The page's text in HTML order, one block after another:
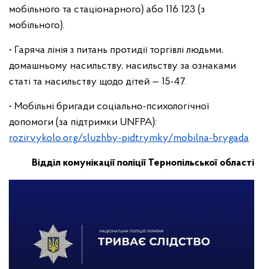
мобільного та стаціонарного) або 116 123 (з
мобільного).
• Гаряча лінія з питань протидії торгівлі людьми,
домашньому насильству, насильству за ознаками
статі та насильству щодо дітей — 15-47.
• Мобільні бригади соціально-психологічної
допомоги (за підтримки UNFPA):
rozirvykolo.org/sluzhby-pidtrymky/mobilna-brygada
Відділ комунікації поліції Тернопільської області